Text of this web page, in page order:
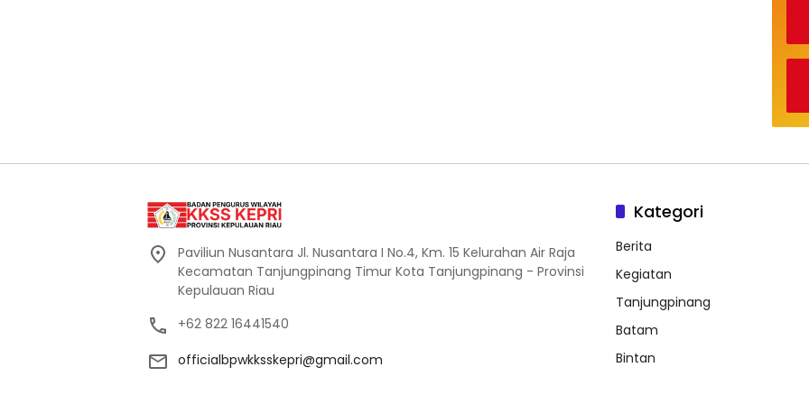
Paviliun Nusantara Jl. Nusantara I No.4, Km. 15 Kelurahan Air Raja
Kecamatan Tanjungpinang Timur Kota Tanjungpinang - Provinsi
Kepulauan Riau
+62 822 16441540
officialbpwkksskepri@gmail.com
Kategori
Berita
Kegiatan
Tanjungpinang
Batam
Bintan